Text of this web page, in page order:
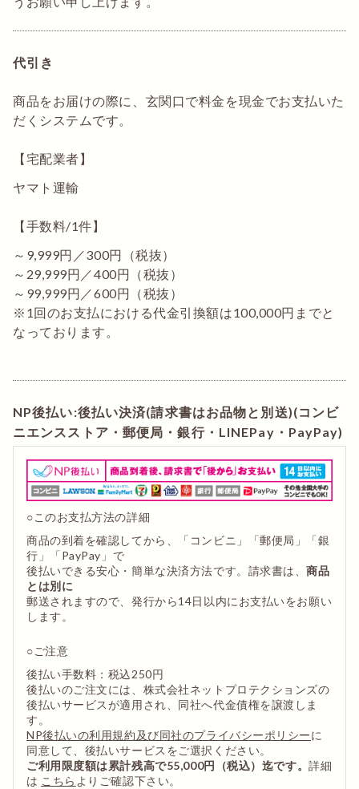
代引き
商品をお届けの際に、玄関口で料金を現金でお支払いた
だくシステムです。
【宅配業者】
ヤマト運輸
【手数料/1件】
～9,999円／300円（税抜）
～29,999円／400円（税抜）
～99,999円／600円（税抜）
※1回のお支払における代金引換額は100,000円までと
なっております。
NP後払い:後払い決済(請求書はお品物と別送)(コンビ
ニエンスストア・郵便局・銀行・LINEPay・PayPay)
○このお支払方法の詳細
商品の到着を確認してから、「コンビニ」「郵便局」「銀
行」「PayPay」で
後払いできる安心・簡単な決済方法です。請求書は、商品
とは別に
郵送されますので、発行から14日以内にお支払いをお願い
します。
○ご注意
後払い手数料：税込250円
後払いのご注文には、株式会社ネットプロテクションズの
後払いサービスが適用され、同社へ代金債権を譲渡しま
す。
NP後払いの利用規約及び同社のプライバシーポリシーに
同意して、後払いサービスをご選択ください。
ご利用限度額は累計残高で55,000円（税込）迄です。詳細
は こちら よりご確認下さい。